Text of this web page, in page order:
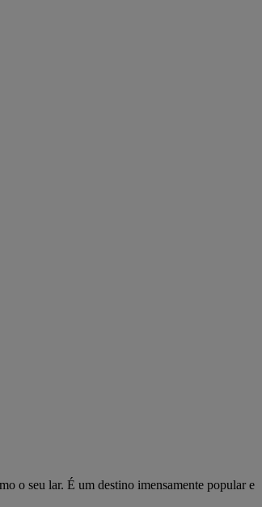
o seu lar. É um destino imensamente popular e